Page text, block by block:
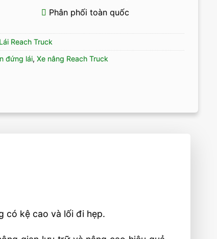
Phân phối toàn quốc
Reach Truck
đứng lái, Xe nâng Reach Truck
có kệ cao và lối đi hẹp.